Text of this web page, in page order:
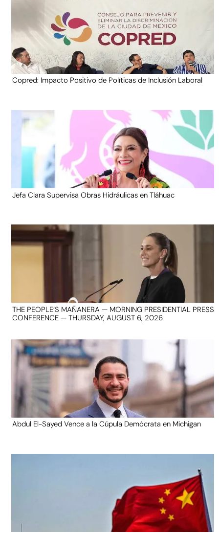
Copred: Impacto Positivo de Políticas de Inclusión Laboral
Jefa Clara Supervisa Obras Hidráulicas en Tláhuac
THE PEOPLE’S MAÑANERA — MORNING PRESIDENTIAL PRESS
CONFERENCE — THURSDAY, AUGUST 6, 2026
Abdul El-Sayed Vence a la Cúpula Demócrata en Michigan